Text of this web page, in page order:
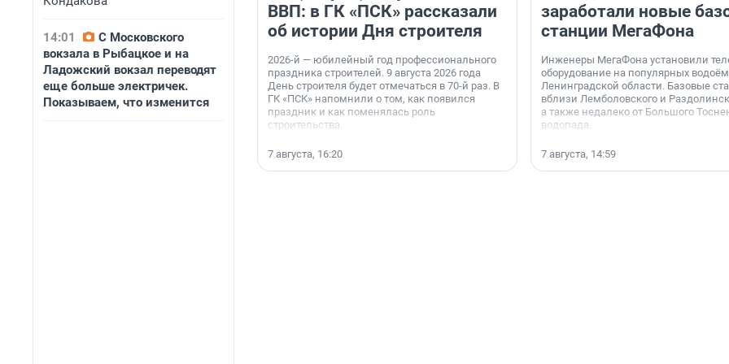
14:01
С Московского
вокзала в Рыбацкое и на
Ладожский вокзал переводят
еще больше электричек.
Показываем, что изменится
ВВП: в ГК «ПСК» рассказали
об истории Дня строителя
2026-й — юбилейный год профессионального
праздника строителей. 9 августа 2026 года
День строителя будет отмечаться в 70-й раз. В
ГК «ПСК» напомнили о том, как появился
праздник и как поменялась роль
строительства.
7 августа, 16:20
заработали новые
станции МегаФона
Инженеры МегаФона установили
оборудование на популярных
Ленинградской области. Базовые
вблизи Лемболовского и
а также недалеко от Большого
водопада.
7 августа, 14:59